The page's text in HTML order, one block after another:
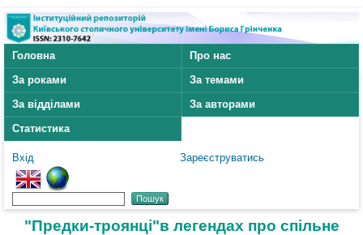
Головна
Про нас
За роками
За темами
За відділами
За авторами
Статистика
Вхід Зареєструватись
"Предки-троянці"в легендах про спільне